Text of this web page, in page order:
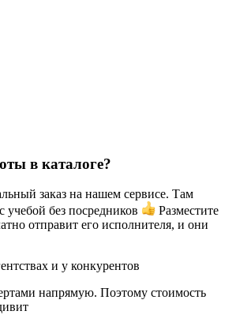
в каталоге?
заказ на нашем сервисе. Там
учебой без посредников
Разместите
отправит его исполнителя, и они
и у конкурентов
напрямую. Поэтому стоимость